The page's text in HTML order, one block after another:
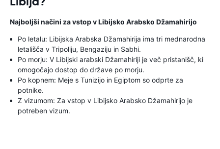
Najboljši načini za vstop v Libijsko Arabsko Džamahirijo
Po letalu: Libijska Arabska Džamahirija ima tri mednarodna
letališča v Tripoliju, Bengaziju in Sabhi.
Po morju: V Libijski arabski Džamahiriji je več pristanišč, ki
omogočajo dostop do države po morju.
Po kopnem: Meje s Tunizijo in Egiptom so odprte za
potnike.
Z vizumom: Za vstop v Libijsko Arabsko Džamahirijo je
potreben vizum.